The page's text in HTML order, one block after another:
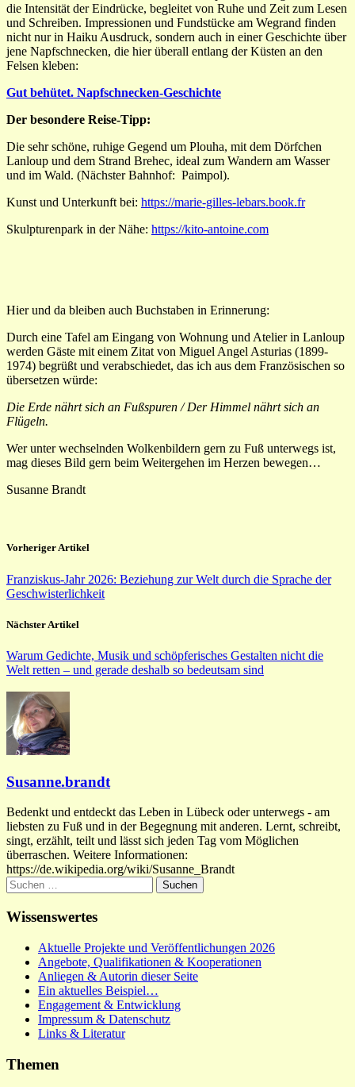
die Intensität der Eindrücke, begleitet von Ruhe und Zeit zum Lesen
und Schreiben. Impressionen und Fundstücke am Wegrand finden
nicht nur in Haiku Ausdruck, sondern auch in einer Geschichte über
jene Napfschnecken, die hier überall entlang der Küsten an den
Felsen kleben:
Gut behütet. Napfschnecken-Geschichte
Der besondere Reise-Tipp:
Die sehr schöne, ruhige Gegend um Plouha, mit dem Dörfchen
Lanloup und dem Strand Brehec, ideal zum Wandern am Wasser
und im Wald. (Nächster Bahnhof: Paimpol).
Kunst und Unterkunft bei: https://marie-gilles-lebars.book.fr
Skulpturenpark in der Nähe: https://kito-antoine.com
Hier und da bleiben auch Buchstaben in Erinnerung:
Durch eine Tafel am Eingang von Wohnung und Atelier in Lanloup
werden Gäste mit einem Zitat von Miguel Angel Asturias (1899-
1974) begrüßt und verabschiedet, das ich aus dem Französischen so
übersetzen würde:
Die Erde nährt sich an Fußspuren / Der Himmel nährt sich an
Flügeln.
Wer unter wechselnden Wolkenbildern gern zu Fuß unterwegs ist,
mag dieses Bild gern beim Weitergehen im Herzen bewegen…
Susanne Brandt
Vorheriger Artikel
Franziskus-Jahr 2026: Beziehung zur Welt durch die Sprache der
Geschwisterlichkeit
Nächster Artikel
Warum Gedichte, Musik und schöpferisches Gestalten nicht die
Welt retten – und gerade deshalb so bedeutsam sind
Susanne.brandt
Bedenkt und entdeckt das Leben in Lübeck oder unterwegs - am
liebsten zu Fuß und in der Begegnung mit anderen. Lernt, schreibt,
singt, erzählt, teilt und lässt sich jeden Tag vom Möglichen
überraschen. Weitere Informationen:
https://de.wikipedia.org/wiki/Susanne_Brandt
Suchen
nach:
Wissenswertes
Aktuelle Projekte und Veröffentlichungen 2026
Angebote, Qualifikationen & Kooperationen
Anliegen & Autorin dieser Seite
Ein aktuelles Beispiel…
Engagement & Entwicklung
Impressum & Datenschutz
Links & Literatur
Themen